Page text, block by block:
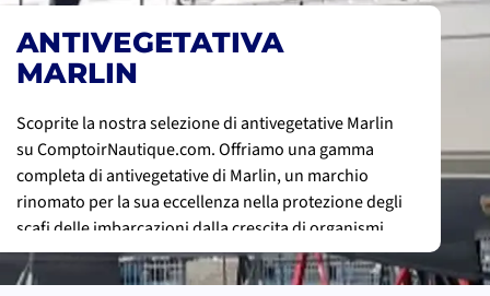
ANTIVEGETATIVA
MARLIN
Scoprite la nostra selezione di antivegetative Marlin
su ComptoirNautique.com. Offriamo una gamma
completa di antivegetative di Marlin, un marchio
rinomato per la sua eccellenza nella protezione degli
scafi delle imbarcazioni dalla crescita di organismi
marini indesiderati. Le antivegetative Marlin sono
appositamente formulate per offrire unaprotezione